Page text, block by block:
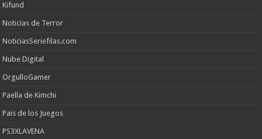
Kifund
Noticias de Terror
NoticiasSeriefilas.com
Nube Digital
OrgulloGamer
Paella de Kimchi
Pais de los Juegos
PS3XLAVENA